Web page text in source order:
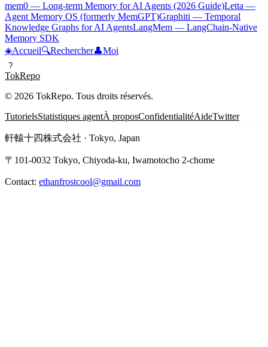
mem0 — Long-term Memory for AI Agents (2026 Guide)Letta —
Agent Memory OS (formerly MemGPT)Graphiti — Temporal
Knowledge Graphs for AI AgentsLangMem — LangChain-Native
Memory SDK
◈Accueil🔍Rechercher👤Moi
?
TokRepo
© 2026 TokRepo. Tous droits réservés.
TutorielsStatistiques agentÀ proposConfidentialitéAideTwitter
軒轅十四株式会社 · Tokyo, Japan
〒101-0032 Tokyo, Chiyoda-ku, Iwamotocho 2-chome
Contact: ethanfrostcool@gmail.com